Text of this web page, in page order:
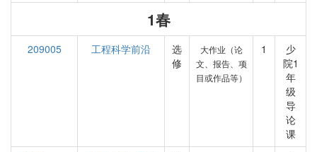
1春
209005 工程科学前沿
选
修
大作业（论
文、报告、项
目或作品等）
1
少
院1
年
级
导
论
课